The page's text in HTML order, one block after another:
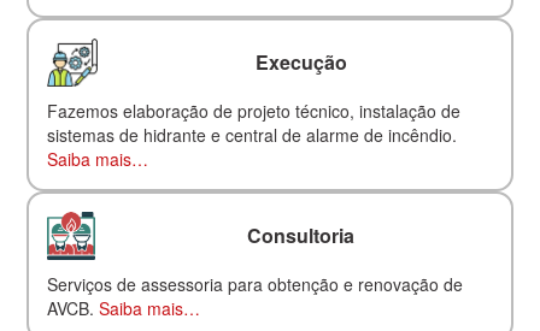
Execução
Fazemos elaboração de projeto técnico, instalação de
sistemas de hidrante e central de alarme de incêndio.
Saiba mais…
Consultoria
Serviços de assessoria para obtenção e renovação de
AVCB.Saiba mais…